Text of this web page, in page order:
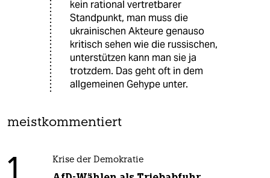
kein rational vertretbarer
Standpunkt, man muss die
ukrainischen Akteure genauso
kritisch sehen wie die russischen,
unterstützen kann man sie ja
trotzdem. Das geht oft in dem
allgemeinen Gehype unter.
meistkommentiert
Krise der Demokratie